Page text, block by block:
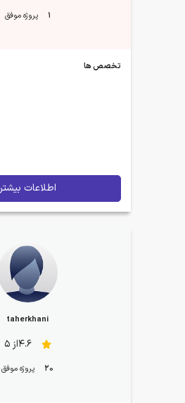
1 پروژه موفق
تخصص ها
اطلاعات بیشتر
taherkhani
4.6از 5
20 پروژه موفق